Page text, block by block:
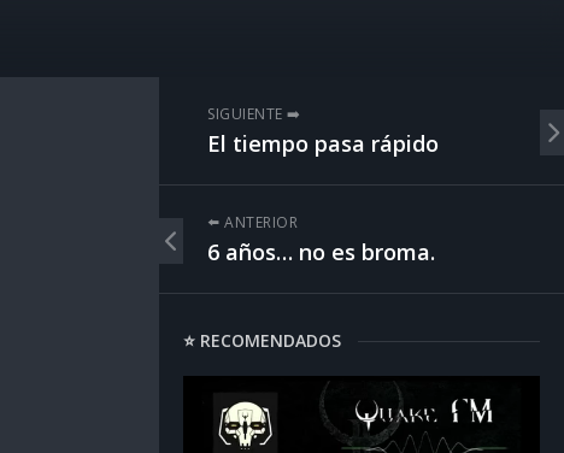
SIGUIENTE ➡️
El tiempo pasa rápido
⬅️ ANTERIOR
6 años… no es broma.
⭐ RECOMENDADOS